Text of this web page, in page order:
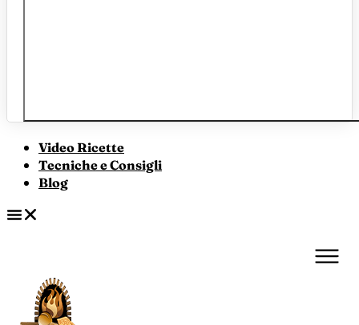
Video Ricette
Tecniche e Consigli
Blog